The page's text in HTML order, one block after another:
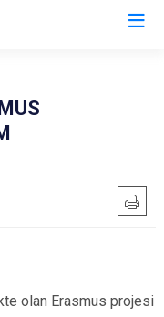
olan Erasmus projesi